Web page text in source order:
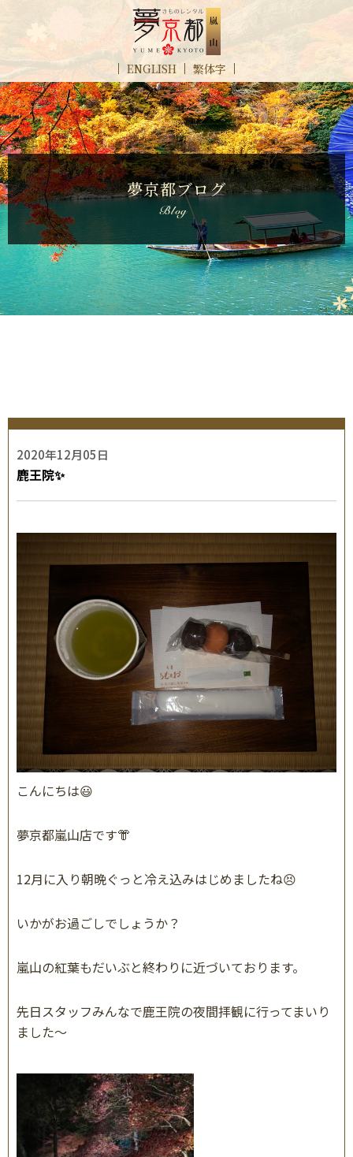
ENGLISH 繁体字
夢京都ブログ
blog
2020年12月05日
鹿王院✨
こんにちは😃
夢京都嵐山店です👘
12月に入り朝晩ぐっと冷え込みはじめましたね😣
いかがお過ごしでしょうか？
嵐山の紅葉もだいぶと終わりに近づいております。
先日スタッフみんなで鹿王院の夜間拝観に行ってまいり
ました〜